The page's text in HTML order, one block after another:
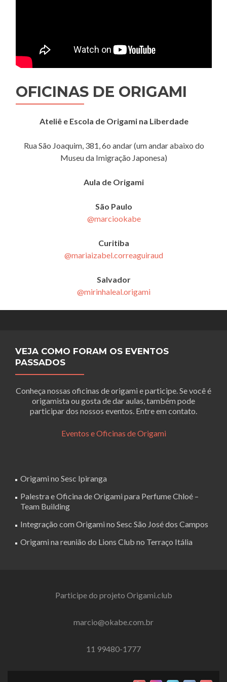
OFICINAS DE ORIGAMI
Ateliê e Escola de Origami na Liberdade
Rua São Joaquim, 381, 6o andar (um andar abaixo do
Museu da Imigração Japonesa)
Aula de Origami
São Paulo
@marciookabe
Curitiba
@mariaizabel.correaguiraud
Salvador
@mirinhaleal.origami
VEJA COMO FORAM OS EVENTOS
PASSADOS
Conheça nossas oficinas de origami e participe. Se você é
origamista ou gosta de dar aulas, também pode
participar dos nossos eventos. Entre em contato.
Eventos e Oficinas de Origami
Origami no Sesc Ipiranga
Palestra e Oficina de Origami para Perfume Chloé –
Team Building
Integração com Origami no Sesc São José dos Campos
Origami na reunião do Lions Club no Terraço Itália
Participe do projeto Origami.club
marcio@okabe.com.br
11 99480-1777